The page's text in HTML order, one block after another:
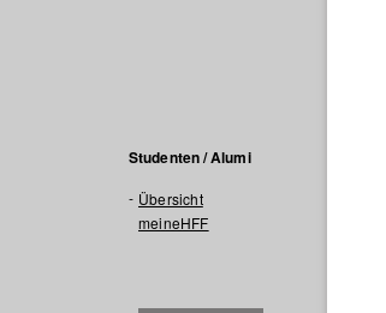
Studenten / Alumi
Übersicht
meineHFF